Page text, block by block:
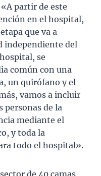
partir de este
en el hospital,
que va a
independiente del
se
común con una
un quirófano y el
vamos a incluir
personas de la
mediante el
y toda la
todo el hospital».